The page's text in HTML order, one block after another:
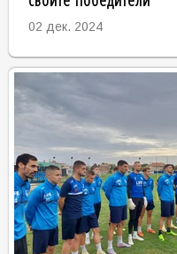
02 дек. 2024